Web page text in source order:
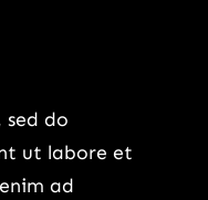
do
ut labore et
ad